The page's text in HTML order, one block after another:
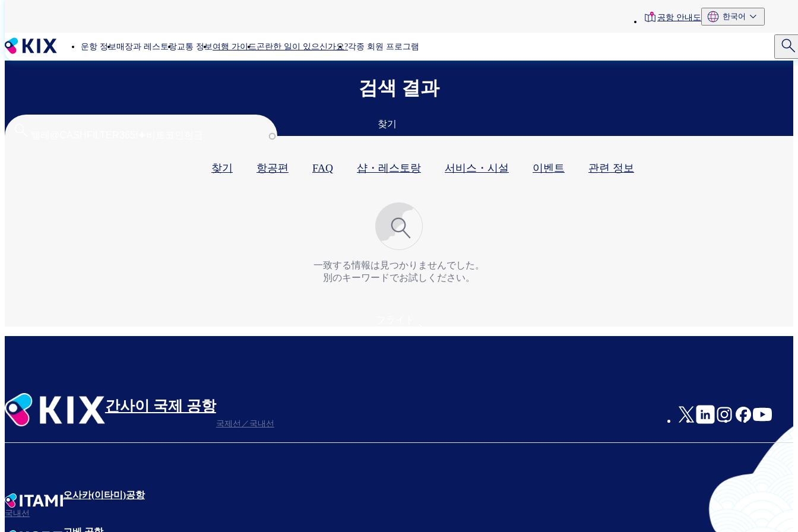
콘
텐
츠
기
toolbar공항 안내도 한국어
운항 정보매장과 레스토랑교통 정보여행 가이드곤란한 일이 있으신가요?각종 회원 프로그램
검색 결과
찾기
찾기 항공편 FAQ 샵・레스토랑​ 서비스・시설​ 이벤트 관련 정보
一致する情報は見つかりませんでした。
別のキーワードでお試しください。
간사이 국제 공항
국제선／국내선
오사카(이타미)공항
국내선
Social